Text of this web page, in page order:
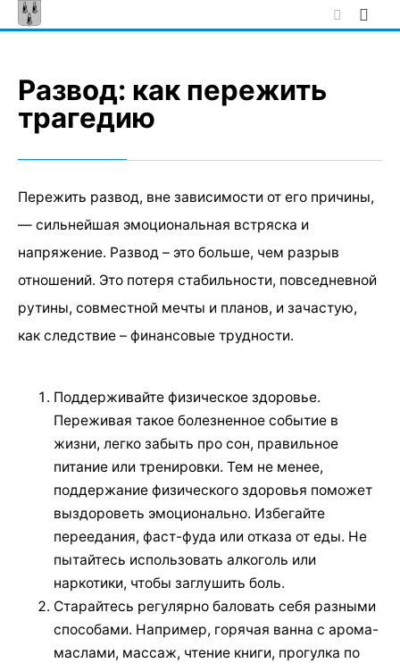
Skip
to
Развод: как пережить
трагедию
Пережить развод, вне зависимости от его причины,
— сильнейшая эмоциональная встряска и
напряжение. Развод – это больше, чем разрыв
отношений. Это потеря стабильности, повседневной
рутины, совместной мечты и планов, и зачастую,
как следствие – финансовые трудности.
Поддерживайте физическое здоровье.
Переживая такое болезненное событие в
жизни, легко забыть про сон, правильное
питание или тренировки. Тем не менее,
поддержание физического здоровья поможет
выздороветь эмоционально. Избегайте
переедания, фаст-фуда или отказа от еды. Не
пытайтесь использовать алкоголь или
наркотики, чтобы заглушить боль.
Старайтесь регулярно баловать себя разными
способами. Например, горячая ванна с арома-
маслами, массаж, чтение книги, прогулка по